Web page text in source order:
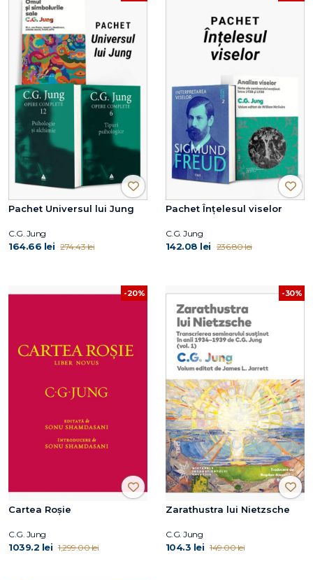
Pachet Universul lui Jung
C.G. Jung
164.66 lei 274.43 lei
Pachet Înțelesul viselor
C.G. Jung
142.08 lei 236.80 lei
-20%
Cartea Roșie
C.G. Jung
1039.2 lei 1,299.00 lei
-30%
Zarathustra lui Nietzsche
C.G. Jung
104.3 lei 149.00 lei